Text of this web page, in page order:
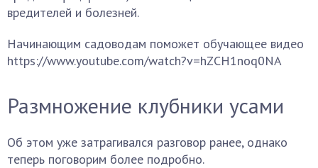
вредителей и болезней.
Начинающим садоводам поможет обучающее видео
https://www.youtube.com/watch?v=hZCH1noq0NA
Размножение клубники усами
Об этом уже затрагивался разговор ранее, однако
теперь поговорим более подробно.